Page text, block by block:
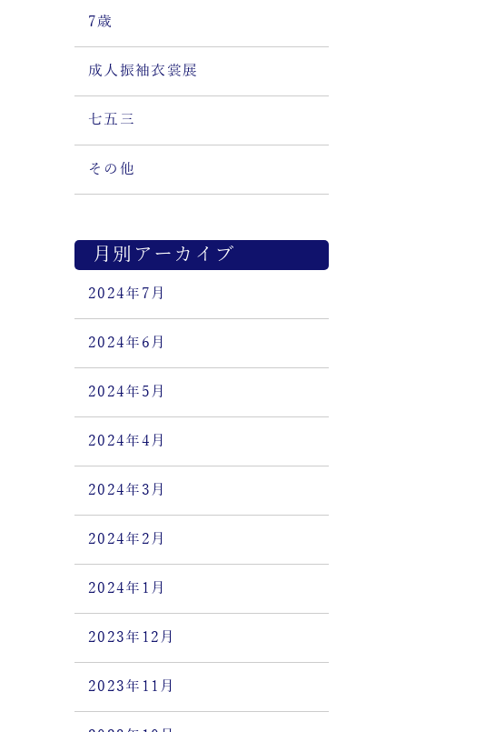
7歳
成人振袖衣裳展
七五三
その他
月別アーカイブ
2024年7月
2024年6月
2024年5月
2024年4月
2024年3月
2024年2月
2024年1月
2023年12月
2023年11月